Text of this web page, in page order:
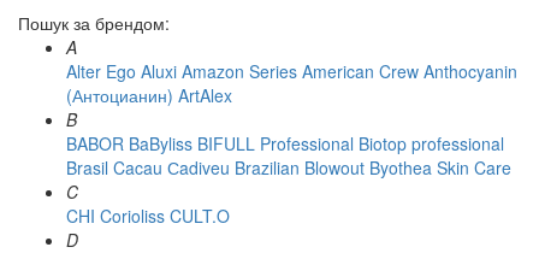
Пошук за брендом:
A
Alter Ego Aluxi Amazon Series American Crew Anthocyanin
(Антоцианин) ArtAlex
B
BABOR BaByliss BIFULL Professional Biotop professional
Brasil Cacau Сadiveu Brazilian Blowout Byothea Skin Care
C
CHI Corioliss CULT.O
D